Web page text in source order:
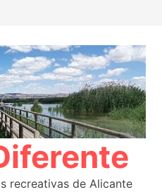
recreativas de Alicante